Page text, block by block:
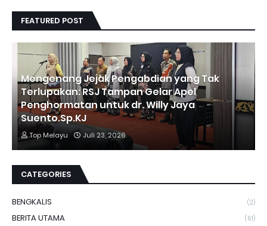
FEATURED POST
Mengenang Jejak Pengabdian yang Tak
Terlupakan: RSJ Tampan Gelar Apel
Penghormatan untuk dr. Willy Jaya
Suento.Sp.KJ
Top Melayu Juli 23, 2026
CATEGORIES
BENGKALIS (2)
BERITA UTAMA (61)